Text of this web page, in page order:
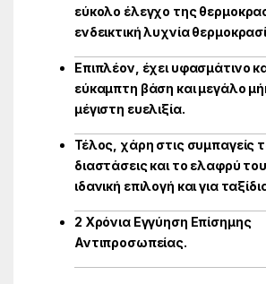
εύκολο έλεγχο της
ενδεικτική λυχνία
Επιπλέον, έχει υφασμάτινο
εύκαμπτη βάση και μεγάλο
μέγιστη ευελιξία.
Τέλος, χάρη στις συμπαγείς
διαστάσεις και το ελαφρύ
ιδανική επιλογή και για
2 Χρόνια Εγγύηση Επίσημης
Αντιπροσωπείας.